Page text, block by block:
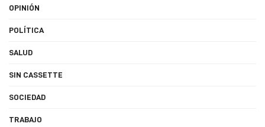
OPINIÓN
POLÍTICA
SALUD
SIN CASSETTE
SOCIEDAD
TRABAJO